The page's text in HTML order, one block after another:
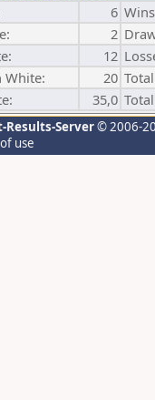
6
2
12
White:
20
35,0
Results-Server© 2006-
use